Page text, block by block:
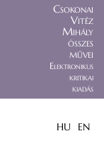
Csokonai
Vitéz
Mihály
összes
művei
Elektronikus
kritikai
kiadás
HU EN